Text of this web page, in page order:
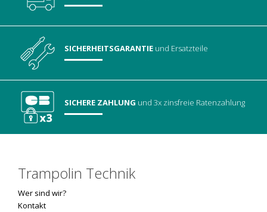
SICHERHEITSGARANTIE und Ersatzteile
SICHERE ZAHLUNG und 3x zinsfreie Ratenzahlung
Trampolin Technik
Wer sind wir?
Kontakt